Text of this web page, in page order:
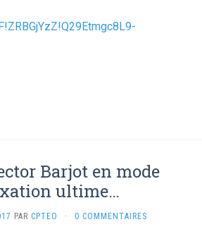
Barjot en mode
ultime…
PAR CPTEO · 0 COMMENTAIRES